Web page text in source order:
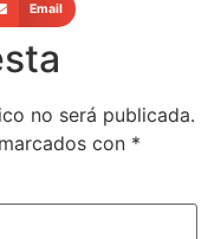
Email
no será publicada.
con *